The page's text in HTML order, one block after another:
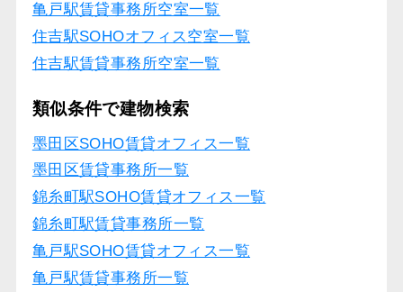
亀戸駅賃貸事務所空室一覧
住吉駅SOHOオフィス空室一覧
住吉駅賃貸事務所空室一覧
類似条件で建物検索
墨田区SOHO賃貸オフィス一覧
墨田区賃貸事務所一覧
錦糸町駅SOHO賃貸オフィス一覧
錦糸町駅賃貸事務所一覧
亀戸駅SOHO賃貸オフィス一覧
亀戸駅賃貸事務所一覧